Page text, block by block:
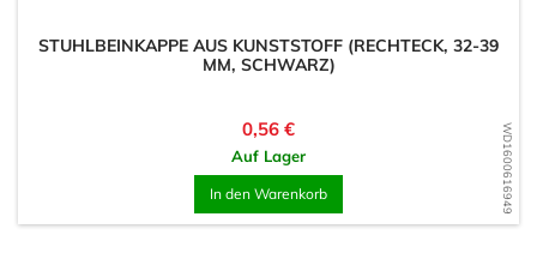
WD1600616949
STUHLBEINKAPPE AUS KUNSTSTOFF (RECHTECK, 32-39
MM, SCHWARZ)
Preis
0,56 €
Auf Lager
In den Warenkorb